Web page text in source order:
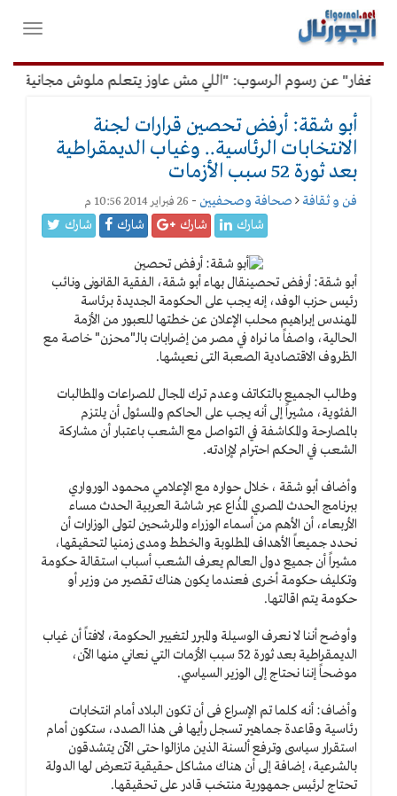
القائمة
الرئيسية
فتح
عن رسوم الرسوب: "اللي مش عاوز يتعلم ملوش مجانية"
أبو شقة: أرفض تحصين قرارات لجنة
الانتخابات الرئاسية.. وغياب الديمقراطية
بعد ثورة 52 سبب الأزمات
فن و ثقافة صحافة وصحفيين - 26 فبراير 2014 10:56 م
شارك شارك شارك شارك
أبو شقة: أرفض تحصينقال بهاء أبو شقة، الفقية القانونى ونائب
رئيس حزب الوفد، إنه يجب على الحكومة الجديدة برئاسة
المهندس إبراهيم محلب الإعلان عن خطتها للعبور من الأزمة
الحالية، واصفاً ما نراه في مصر من إضرابات بالـ"محزن" خاصة مع
الظروف الاقتصادية الصعبة التى نعيشها.
وطالب الجميع بالتكاتف وعدم ترك المجال للصراعات والمطالبات
الفئوية، مشيراً إلى أنه يجب على الحاكم والمسئول أن يلتزم
بالمصارحة والمكاشفة في التواصل مع الشعب باعتبار أن مشاركة
الشعب في الحكم احترام لإرادته.
وأضاف أبو شقة ، خلال حواره مع الإعلامي محمود الورواري
ببرنامج الحدث المصري المُذاع عبر شاشة العربية الحدث مساء
الأربعاء، أن الأهم من أسماء الوزراء والمرشحين لتولى الوزارات أن
نحدد جميعاً الأهداف المطلوبة والخطط ومدى زمنيا لتحقيقها،
مشيراً أن جميع دول العالم يعرف الشعب أسباب استقالة حكومة
وتكليف حكومة أخرى فعندما يكون هناك تقصير من وزير أو
حكومة يتم اقالتها.
وأوضح أننا لا نعرف الوسيلة والمبرر لتغيير الحكومة، لافتاً أن غياب
الديمقراطية بعد ثورة 52 سبب الأزمات التي نعاني منها الآن،
موضحاً إننا نحتاج إلى الوزير السياسي.
وأضاف: أنه كلما تم الإسراع فى أن تكون البلاد أمام انتخابات
رئاسية وقاعدة جماهير تسجل رأيها فى هذا الصدد، ستكون أمام
استقرار سياسى وترفع ألسنة الذين مازالوا حتى الآن يتشدقون
بالشرعية، إضافة إلى أن هناك مشاكل حقيقية تتعرض لها الدولة
تحتاج لرئيس جمهورية منتخب قادر على تحقيقها.